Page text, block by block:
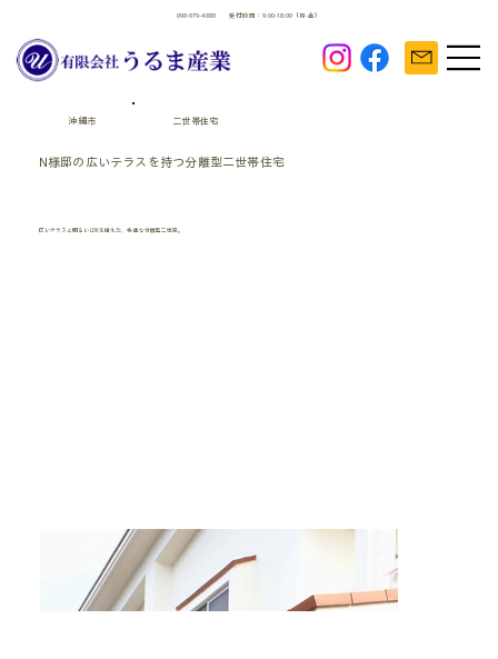
098-979-4888 受付時間：9:00-18:00（月-金）
沖縄市 二世帯住宅
N様邸の広いテラスを持つ分離型二世帯住宅
広いテラスと明るいLDKを備えた、快適な分離型二世帯。